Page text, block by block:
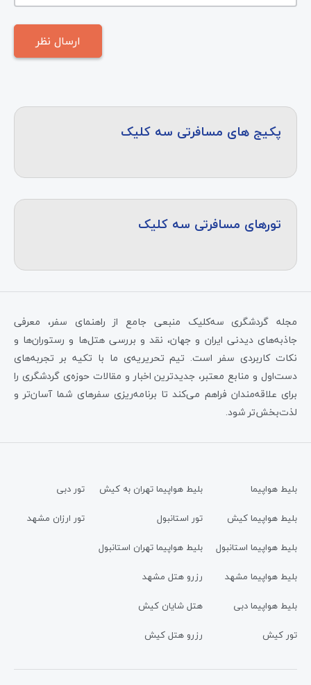
پکیج های مسافرتی سه کلیک
تورهای مسافرتی سه کلیک
مجله گردشگری سه‌کلیک منبعی جامع از راهنمای سفر، معرفی
جاذبه‌های دیدنی ایران و جهان، نقد و بررسی هتل‌ها و رستوران‌ها و
نکات کاربردی سفر است. تیم تحریریه‌ی ما با تکیه بر تجربه‌های
دست‌اول و منابع معتبر، جدیدترین اخبار و مقالات حوزه‌ی گردشگری را
برای علاقه‌مندان فراهم می‌کند تا برنامه‌ریزی سفرهای شما آسان‌تر و
لذت‌بخش‌تر شود.
بلیط هواپیما
بلیط هواپیما کیش
بلیط هواپیما استانبول
بلیط هواپیما مشهد
بلیط هواپیما دبی
تور کیش
بلیط هواپیما تهران به کیش
تور استانبول
بلیط هواپیما تهران استانبول
رزرو هتل مشهد
هتل شایان کیش
رزرو هتل کیش
تور دبی
تور ارزان مشهد